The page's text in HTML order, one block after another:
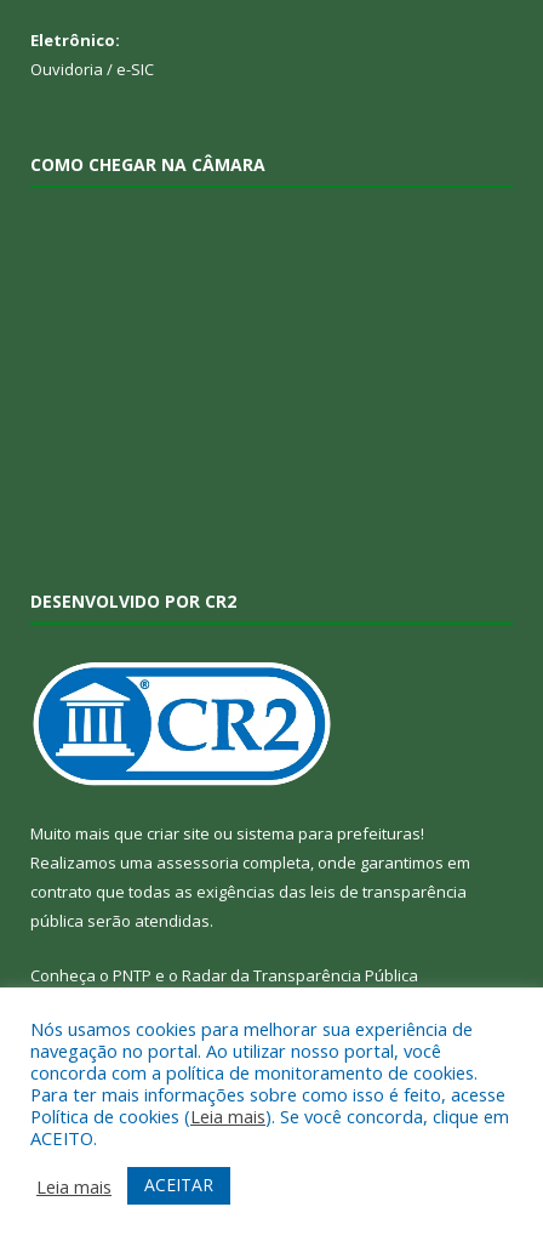
Eletrônico:
Ouvidoria / e-SIC
COMO CHEGAR NA CÂMARA
DESENVOLVIDO POR CR2
Muito mais que criar site ou sistema para prefeituras!
Realizamos uma assessoria completa, onde garantimos em
contrato que todas as exigências das leis de transparência
pública serão atendidas.
Conheça o PNTP e o Radar da Transparência Pública
Todos os direitos reservados a Câmara Municipal de Bom Jesus
do Tocantins.
Mapa do Site
Acessar Área Administrativa
Acessar Webmail
Nós usamos cookies para melhorar sua experiência de
navegação no portal. Ao utilizar nosso portal, você
concorda com a política de monitoramento de cookies.
Para ter mais informações sobre como isso é feito, acesse
Política de cookies (Leia mais). Se você concorda, clique em
ACEITO.
Leia mais
ACEITAR